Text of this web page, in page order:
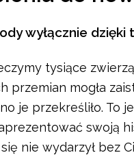
wyłącznie dzięki
tysiące
przemian mogła
je przekreśliło. To
swoją
nie wydarzył bez